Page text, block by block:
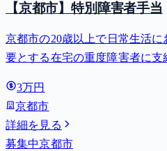
【京都市】特別障害者手当
京都市の20歳以上で日常生活
要とする在宅の重度障害者に支
3万円
京都市
詳細を見る
募集中京都市